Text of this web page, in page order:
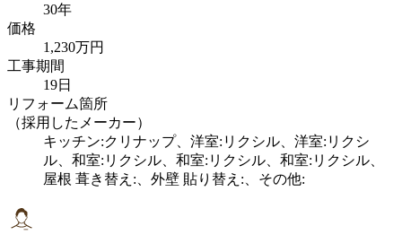
30年
価格
1,230万円
工事期間
19日
リフォーム箇所
（採用したメーカー）
キッチン:クリナップ、洋室:リクシル、洋室:リクシ
ル、和室:リクシル、和室:リクシル、和室:リクシル、
屋根 葺き替え:、外壁 貼り替え:、その他: